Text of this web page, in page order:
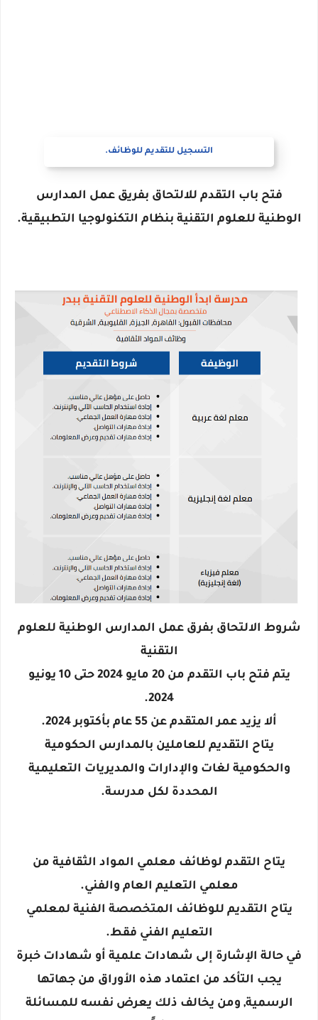
التسجيل للتقديم للوظائف.
فتح باب التقدم للالتحاق بفريق عمل المدارس
الوطنية للعلوم التقنية بنظام التكنولوجيا التطبيقية.
شروط الالتحاق بفرق عمل المدارس الوطنية للعلوم
التقنية
يتم فتح باب التقدم من 20 مايو 2024 حتى 10 يونيو
2024.
ألا يزيد عمر المتقدم عن 55 عام بأكتوبر 2024.
يتاح التقديم للعاملين بالمدارس الحكومية
والحكومية لغات والإدارات والمديريات التعليمية
المحددة لكل مدرسة.
يتاح التقدم لوظائف معلمي المواد الثقافية من
معلمي التعليم العام والفني.
يتاح التقديم للوظائف المتخصصة الفنية لمعلمي
التعليم الفني فقط.
في حالة الإشارة إلى شهادات علمية أو شهادات خبرة
يجب التأكد من اعتماد هذه الأوراق من جهاتها
الرسمية, ومن يخالف ذلك يعرض نفسه للمسائلة